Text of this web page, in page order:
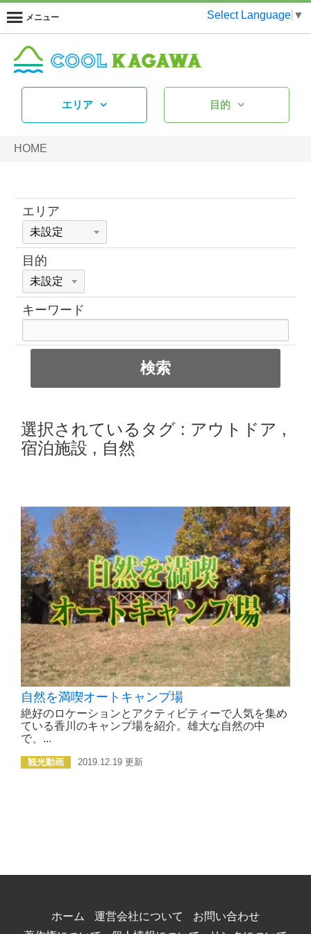
メニュー Select Language ▼
エリア 目的
HOME
エリア
目的
キーワード
選択されているタグ : アウトドア ,
宿泊施設 , 自然
自然を満喫オートキャンプ場
絶好のロケーションとアクティビティーで人気を集め
ている香川のキャンプ場を紹介。雄大な自然の中
で、...
観光動画 2019.12.19 更新
ホーム 運営会社について
お問い合わせ